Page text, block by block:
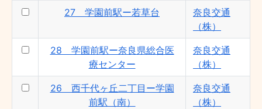
27 学園前駅ー若草台
奈良交通
（株）
28 学園前駅ー奈良県総合医
療センター
奈良交通
（株）
26 西千代ヶ丘二丁目ー学園
前駅（南）
奈良交通
（株）